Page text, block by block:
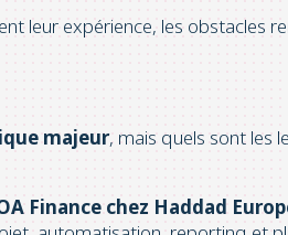
leur expérience, les obstacles
majeur, mais quels sont les
Finance chez Haddad